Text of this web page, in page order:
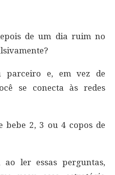
de um dia ruim no
parceiro e, em vez de
se conecta às redes
bebe 2, 3 ou 4 copos de
ao ler essas perguntas,